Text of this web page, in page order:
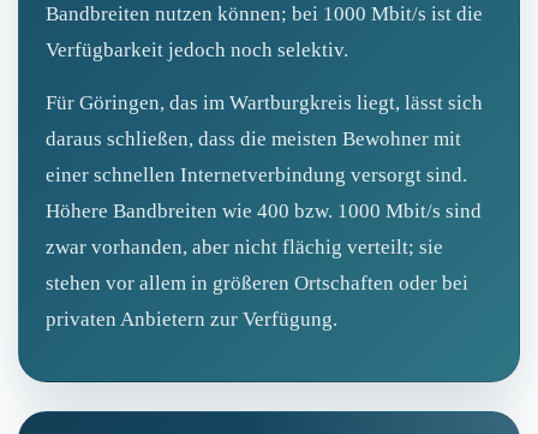
Bandbreiten nutzen können; bei 1000 Mbit/s ist die
Verfügbarkeit jedoch noch selektiv.
Für Göringen, das im Wartburgkreis liegt, lässt sich
daraus schließen, dass die meisten Bewohner mit
einer schnellen Internetverbindung versorgt sind.
Höhere Bandbreiten wie 400 bzw. 1000 Mbit/s sind
zwar vorhanden, aber nicht flächig verteilt; sie
stehen vor allem in größeren Ortschaften oder bei
privaten Anbietern zur Verfügung.